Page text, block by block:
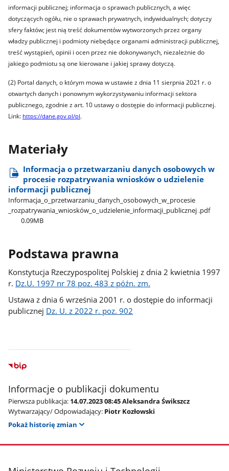
informacji publicznej; informacja o sprawach publicznych, a więc
dotyczących ogółu, nie o sprawach prywatnych, indywidualnych; dotyczy
sfery faktów; jest nią treść dokumentów wytworzonych przez organy
władzy publicznej i podmioty niebędące organami administracji publicznej,
treść wystąpień, opinii i ocen przez nie dokonywanych, niezależnie do
jakiego podmiotu są one kierowane i jakiej sprawy dotyczą.
(2) Portal danych, o którym mowa w ustawie z dnia 11 sierpnia 2021 r. o
otwartych danych i ponownym wykorzystywaniu informacji sektora
publicznego, zgodnie z art. 10 ustawy o dostępie do informacji publicznej.
Link: https://dane.gov.pl/pl.
Materiały
Informacja o przetwarzaniu danych osobowych w
procesie rozpatrywania wniosków o udzielenie
informacji publicznej
Informacja​_o​_przetwarzaniu​_danych​_osobowych​_w​_procesie​
_rozpatrywania​_wniosków​_o​_udzielenie​_informacji​_publicznej .pdf
0.09MB
Podstawa prawna
Konstytucja Rzeczypospolitej Polskiej z dnia 2 kwietnia 1997
r. Dz.U. 1997 nr 78 poz. 483 z późn. zm.
Ustawa z dnia 6 września 2001 r. o dostępie do informacji
publicznej Dz. U. z 2022 r. poz. 902
Informacje o publikacji dokumentu
Pierwsza publikacja: 14.07.2023 08:45 Aleksandra Świkszcz
Wytwarzający/ Odpowiadający: Piotr Kozłowski
Pokaż historię zmian